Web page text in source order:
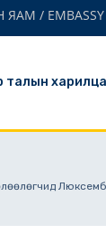
EMBASSY
талын